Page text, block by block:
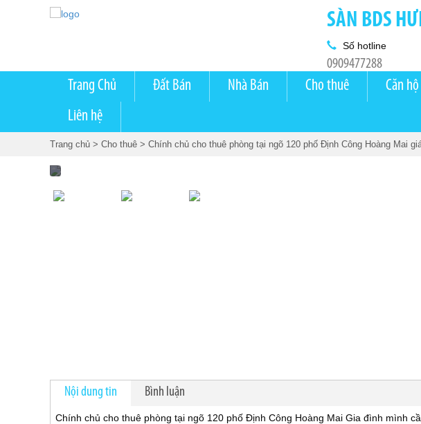
SÀN BDS
Số hotline
0909477288
Trang Chủ Đất Bán Nhà Bán Cho thuê Căn hộ
Liên hệ
Trang chủ > Cho thuê > Chính chủ cho thuê phòng tại ngõ 120 phố Định Công Hoàng Mai
Nội dung tin Bình luận
Chính chủ cho thuê phòng tại ngõ 120 phố Định Công Hoàng Mai Gia đình mình